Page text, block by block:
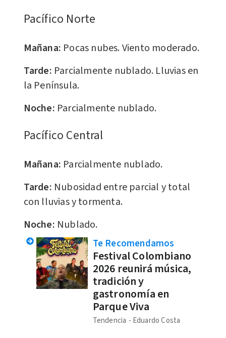
Pacífico Norte
Mañana: Pocas nubes. Viento moderado.
Tarde: Parcialmente nublado. Lluvias en
la Península.
Noche: Parcialmente nublado.
Pacífico Central
Mañana: Parcialmente nublado.
Tarde: Nubosidad entre parcial y total
con lluvias y tormenta.
Noche: Nublado.
Te Recomendamos
Festival Colombiano
2026 reunirá música,
tradición y
gastronomía en
Parque Viva
Tendencia Eduardo Costa